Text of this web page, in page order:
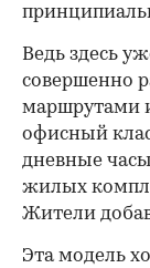
Ведь здесь
совершенно
маршрутами
офисный
дневные
жилых
Жители
Эта модель